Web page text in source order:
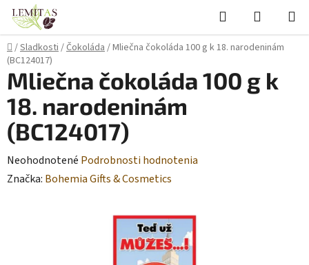
Prejsť
obsah
Hľadať
KOŠÍK
Domov
/Sladkosti/Čokoláda/Mliečna čokoláda 100 g k 18. narodeninám
(BC124017)
Mliečna čokoláda 100 g k
18. narodeninám
(BC124017)
Priemerné
hodnotenie
Neohodnotené Podrobnosti hodnotenia
Značka: Bohemia Gifts & Cosmetics